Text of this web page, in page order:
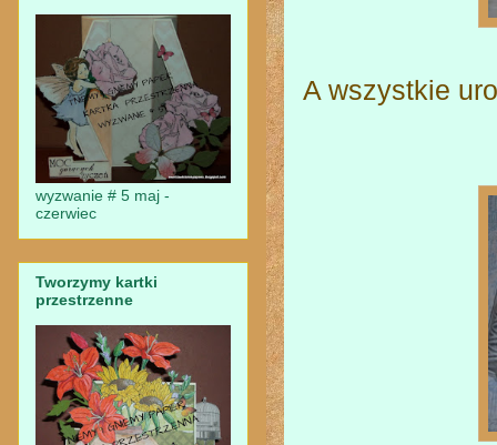
A wszystkie
wyzwanie # 5 maj -
czerwiec
Tworzymy kartki
przestrzenne